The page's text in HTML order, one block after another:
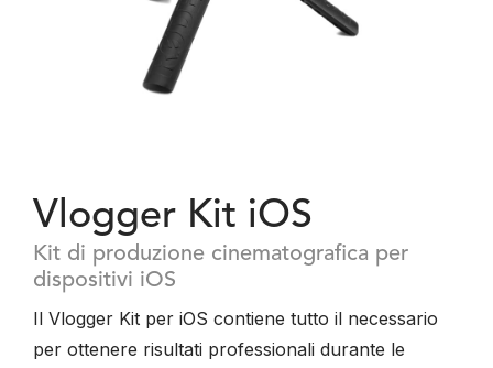
Vlogger Kit iOS
Kit di produzione cinematografica per
dispositivi iOS
Il Vlogger Kit per iOS contiene tutto il necessario
per ottenere risultati professionali durante le